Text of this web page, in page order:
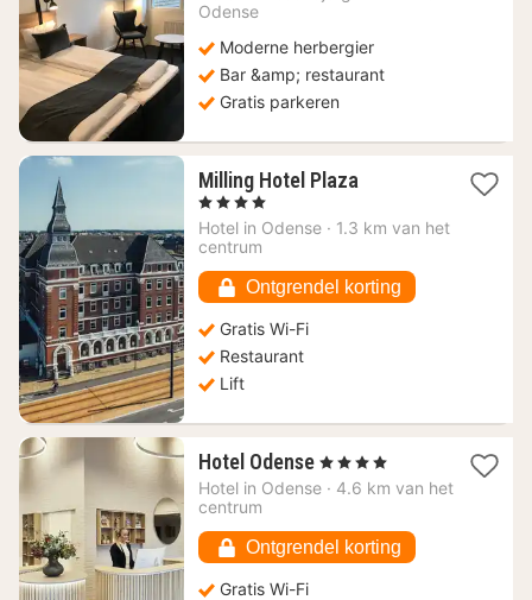
Odense
Moderne herbergier
Bar &amp; restaurant
Gratis parkeren
Milling Hotel Plaza1
vanaf
, 4 Sterren
Hotel in Odense · 1.3 km van het
centrum
Ontgrendel korting
Gratis Wi-Fi
Restaurant
Lift
Hotel Odense 1
nacht
€
, 4 Sterren
Hotel in Odense · 4.6 km van het
centrum
Ontgrendel korting
Gratis Wi-Fi